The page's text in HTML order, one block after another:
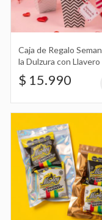
Caja de Regalo
la Dulzura con
Peluche, Chocolate y
$ 15.990